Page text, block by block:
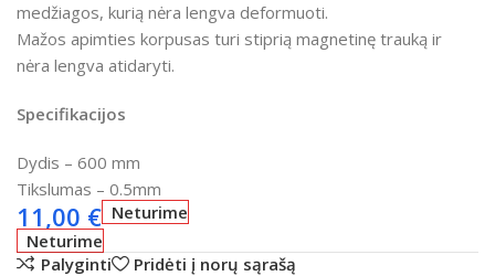
medžiagos, kurią nėra lengva deformuoti.
Mažos apimties korpusas turi stiprią magnetinę trauką ir
nėra lengva atidaryti.
Specifikacijos
Dydis – 600 mm
Tikslumas – 0.5mm
11,00 € Neturime
Neturime
Palyginti
Pridėti į norų sąrašą